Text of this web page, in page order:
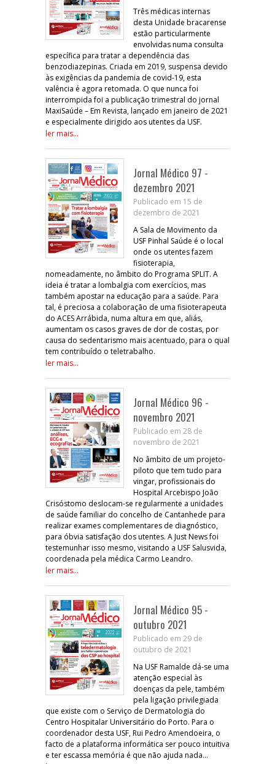
Três médicas internas
desta Unidade bracarense
estão particularmente
envolvidas numa consulta
específica para tratar a dependência das
benzodiazepinas. Criada em 2019, suspensa devido
às exigências da pandemia de covid-19, esta
valência é agora retomada. O que nunca foi
interrompida foi a publicação trimestral do jornal
MaxiSaúde – Em Revista, lançado em janeiro de 2021
e especialmente dirigido aos utentes da USF.
ler mais...
Jornal Médico 97 -
dezembro 2021
Publicado em 15 de
dezembro de 2021
A Sala de Movimento da
USF Pinhal Saúde é o local
onde os utentes fazem
fisioterapia,
nomeadamente, no âmbito do Programa SPLIT. A
ideia é tratar a lombalgia com exercícios, mas
também apostar na educação para a saúde. Para
tal, é preciosa a colaboração de uma fisioterapeuta
do ACES Arrábida, numa altura em que, aliás,
aumentam os casos graves de dor de costas, por
causa do sedentarismo mais acentuado, para o qual
tem contribuído o teletrabalho.
ler mais...
Jornal Médico 96 -
novembro 2021
Publicado em 28 de
novembro de 2021
No âmbito de um projeto-
piloto que tem tudo para
vingar, profissionais do
Hospital Arcebispo João
Crisóstomo deslocam-se regularmente a unidades
de saúde familiar do concelho de Cantanhede para
realizar exames complementares de diagnóstico,
para óbvia satisfação dos utentes. A Just News foi
testemunhar isso mesmo, visitando a USF Salusvida,
coordenada pela médica Carmo Leandro.
ler mais...
Jornal Médico 95 -
outubro 2021
Publicado em 29 de
outubro de 2021
Na USF Ramalde dá-se uma
atenção especial às
doenças da pele, também
pela ligação privilegiada
que existe com o Serviço de Dermatologia do
Centro Hospitalar Universitário do Porto. Para o
coordenador desta USF, Rui Pedro Amendoeira, o
facto de a plataforma informática ser pouco intuitiva
e ter escassa memória é que não ajuda nada...